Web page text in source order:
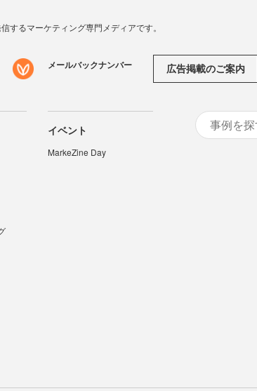
するマーケティング専門メディアです。
メールバックナンバー 広告掲載のご案内
イベント
MarkeZine Day